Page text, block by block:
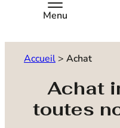
Menu
Accueil > Achat
Achat
toutes